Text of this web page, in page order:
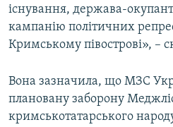
існування, держава-
кампанію політичних
Кримському півострові», –
Вона зазначила, що МЗС
плановану заборону
кримськотатарського